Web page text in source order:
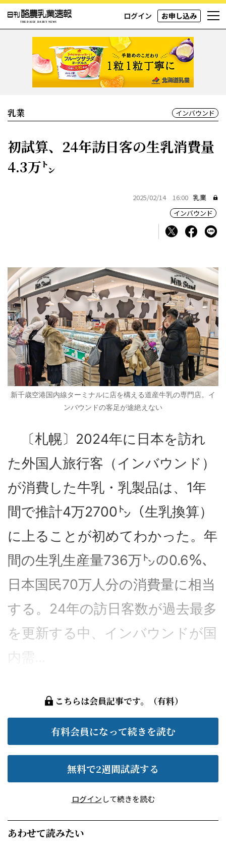
ログイン お申し込み
乳業 インバウンド
初試算、24年訪日客の生乳消費量
4.3万㌧
2025/02/14 16:00 乳業
インバウンド
新千歳空港国内線ターミナルに店を構える道産牛乳の専門店。イ
ンバウンドの客足が途絶えない
〔札幌〕2024年に日本を訪れ
た外国人旅行客（インバウンド）
が消費した牛乳・乳製品は、1年
間で推計4万2700㌧（生乳換算）
に上ることが初めてわかった。年
間の生乳生産量736万㌧の0.6％、
日本国民70万人分の消費量に相当
する。24年の訪日客数が過去最多
を更新する中、インバウンドが国
内需...
こちらは会員記事です。（有料）
有料会員になって続きを読む
無料で2週間試読する
ログインして続きを読む
あわせて読みたい